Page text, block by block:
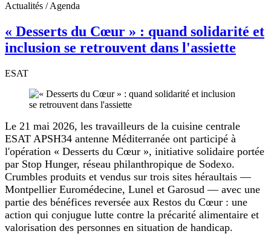
Actualités / Agenda
« Desserts du Cœur » : quand solidarité et
inclusion se retrouvent dans l'assiette
ESAT
Le 21 mai 2026, les travailleurs de la cuisine centrale
ESAT APSH34 antenne Méditerranée ont participé à
l'opération « Desserts du Cœur », initiative solidaire portée
par Stop Hunger, réseau philanthropique de Sodexo.
Crumbles produits et vendus sur trois sites héraultais —
Montpellier Euromédecine, Lunel et Garosud — avec une
partie des bénéfices reversée aux Restos du Cœur : une
action qui conjugue lutte contre la précarité alimentaire et
valorisation des personnes en situation de handicap.